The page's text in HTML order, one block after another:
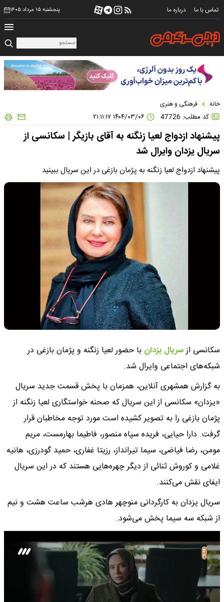
تماس با ما درباره ما پنجشنبه ۱۵ مرداد ۱۴۰۵
خانه فرهنگی و هنری
کد مطلب: 47726
پیشنهاد ازدواج لعیا زنگنه به آقای بازیگر | سکانسی از
سریال یزدان وایرال شد
پیشنهاد ازدواج لعیا زنگنه به پژمان بازغی در این سریال ببینید
سکانسی ازسریال یزدان با حضور لعیا زنگنه و پژمان بازغی در
شبکه‌های اجتماعی وایرال شد.
به گزارش همشهری آنلاین،‌ همزمان با پخش قسمت جدید سریال
«یزدان» سکانسی از این سریال که صحنه خواستگاری لعیا زنگنه از
پژمان بازغی را به تصویر کشیده است مورد توجه مخاطبان قرار
گرفت. دارا حیایی، فریده سپاه منصور، فاطیما بهارمست، مریم
مومن، رضا فیاضی، سیما تیرانداز، رزیتا غفاری، حمید گودرزی، هانیه
غلامی و کوروش ثنائی از دیگر چهره‌هایی هستند که در این سریال
ایفای نقش می‌کنند.
سریال یزدان به کارگردانی منوچهر هادی هرشب ساعت هشت و نیم
از شبکه سه سیما پخش می‌شود.